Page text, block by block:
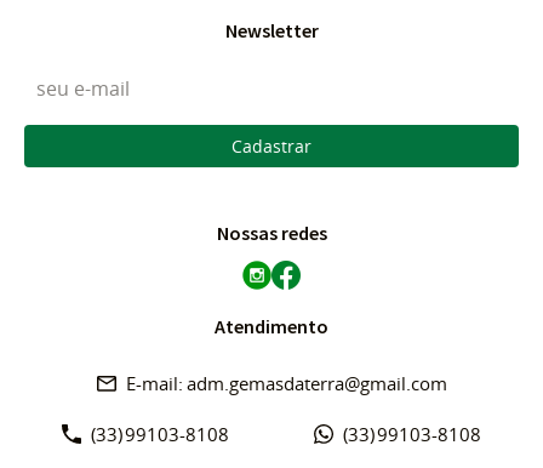
Newsletter
Cadastrar
Nossas redes
Atendimento
(33)99103-8108 (33)99103-8108
adm.gemasdaterra@gmail.com